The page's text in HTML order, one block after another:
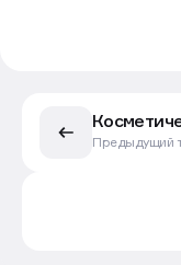
Предыдущий